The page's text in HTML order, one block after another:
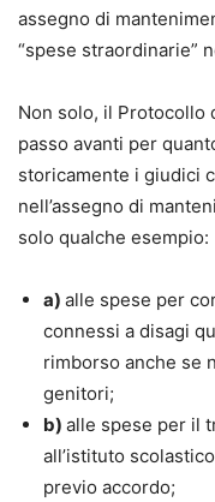
assegno di
“spese straordinarie”
Non solo, il Protocollo
passo avanti per
storicamente i giudici
nell’assegno di
solo qualche esempio:
a) alle spese per
connessi a disagi
rimborso anche se
genitori;
b) alle spese per il
all’istituto
previo accordo;